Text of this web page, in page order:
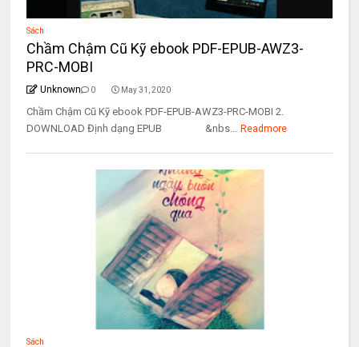
Sách
Chầm Chậm Cũ Kỹ ebook PDF-EPUB-AWZ3-
PRC-MOBI
Unknown 0 May 31, 2020
Chầm Chậm Cũ Kỹ ebook PDF-EPUB-AWZ3-PRC-MOBI 2.
DOWNLOAD Định dạng EPUB &nbs... Readmore
Sách